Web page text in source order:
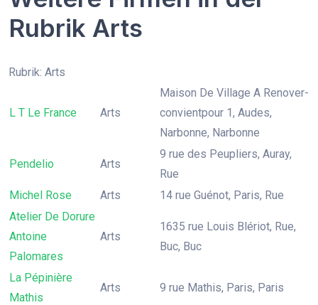
Rubrik Arts
Rubrik: Arts
L T Le France Arts
Maison De Village A Renover-
convientpour 1, Audes,
Narbonne, Narbonne
Pendelio Arts
9 rue des Peupliers, Auray,
Rue
Michel Rose
Arts
14 rue Guénot, Paris, Rue
Atelier De Dorure
Antoine
Palomares
Arts
1635 rue Louis Blériot, Rue,
Buc, Buc
La Pépinière
Mathis
Arts 9 rue Mathis, Paris, Paris